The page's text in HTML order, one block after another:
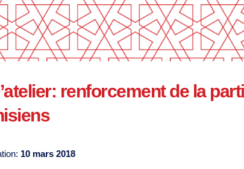
renforcement de la
10 mars 2018